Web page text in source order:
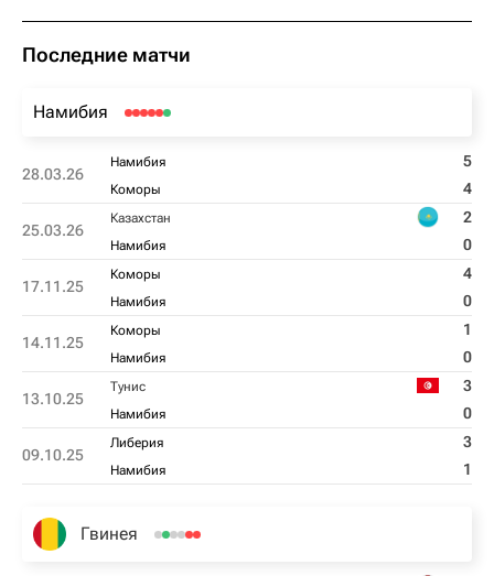
Последние матчи
Намибия
28.03.26
Намибия 5
Коморы 4
25.03.26
Казахстан 2
Намибия 0
17.11.25
Коморы 4
Намибия 0
14.11.25
Коморы 1
Намибия 0
13.10.25
Тунис 3
Намибия 0
09.10.25
Либерия 3
Намибия 1
Гвинея